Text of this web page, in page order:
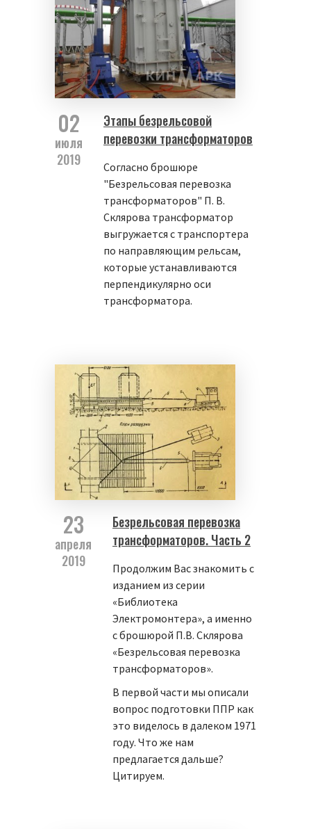
02
июля
2019
Этапы безрельсовой
перевозки трансформаторов
Согласно брошюре
"Безрельсовая перевозка
трансформаторов" П. В.
Склярова трансформатор
выгружается с транспортера
по направляющим рельсам,
которые устанавливаются
перпендикулярно оси
трансформатора.
23
апреля
2019
Безрельсовая перевозка
трансформаторов. Часть 2
Продолжим Вас знакомить с
изданием из серии
«Библиотека
Электромонтера», а именно
с брошюрой П.В. Склярова
«Безрельсовая перевозка
трансформаторов».
В первой части мы описали
вопрос подготовки ППР как
это виделось в далеком 1971
году. Что же нам
предлагается дальше?
Цитируем.